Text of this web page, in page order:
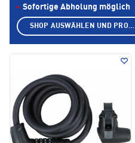
Sofortige Abholung möglich
SHOP AUSWÄHLEN UND PRODUKTE ANZEIGEN